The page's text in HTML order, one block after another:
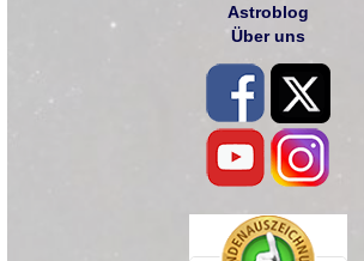
Astroblog
Über uns